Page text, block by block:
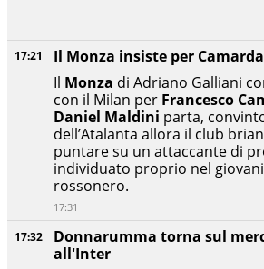
17:32
Donnarumma torna sul
all'Inter
17:21
Il Monza insiste per Camarda
Il Monza di Adriano Galliani
con il Milan per Francesco
Daniel Maldini parta,
dell’Atalanta allora il club
puntare su un attaccante di
individuato proprio nel
rossonero.
17:31